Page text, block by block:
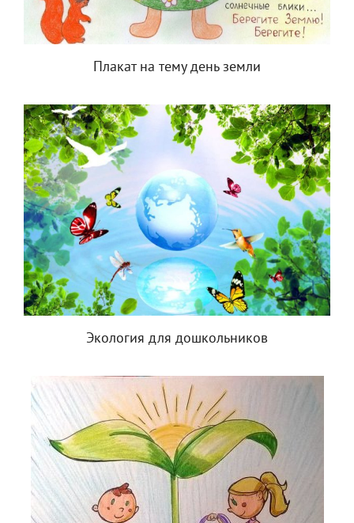
Плакат на тему день земли
Экология для дошкольников